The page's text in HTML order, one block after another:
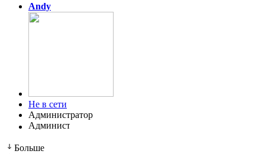
Andy
Не в сети
Администратор
Больше